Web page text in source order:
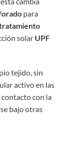
para
solar UPF
tejido, sin
activo en las
con la
bajo otras